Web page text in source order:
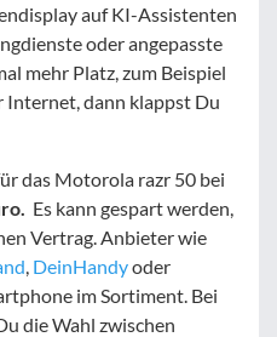
auf KI-Assistenten
oder angepasste
mehr Platz, zum Beispiel
Internet, dann klappst Du
das Motorola razr 50 bei
Es kann gespart werden,
Vertrag. Anbieter wie
DeinHandyoder
im Sortiment. Bei
die Wahl zwischen